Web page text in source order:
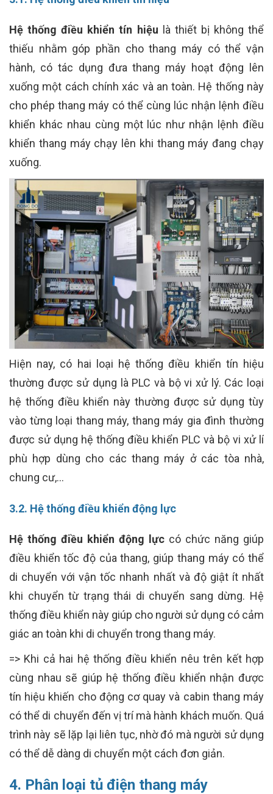
Hệ thống điều khiển tín hiệu là thiết bị không thể
thiếu nhằm góp phần cho thang máy có thể vận
hành, có tác dụng đưa thang máy hoạt động lên
xuống một cách chính xác và an toàn. Hệ thống này
cho phép thang máy có thể cùng lúc nhận lệnh điều
khiển khác nhau cùng một lúc như nhận lệnh điều
khiển thang máy chạy lên khi thang máy đang chạy
xuống.
Hiện nay, có hai loại hệ thống điều khiển tín hiệu
thường được sử dụng là PLC và bộ vi xử lý. Các loại
hệ thống điều khiển này thường được sử dụng tùy
vào từng loại thang máy, thang máy gia đình thường
được sử dụng hệ thống điều khiển PLC và bộ vi xử lí
phù hợp dùng cho các thang máy ở các tòa nhà,
chung cư,…
3.2. Hệ thống điều khiển động lực
Hệ thống điều khiển động lực có chức năng giúp
điều khiển tốc độ của thang, giúp thang máy có thể
di chuyển với vận tốc nhanh nhất và độ giật ít nhất
khi chuyển từ trạng thái di chuyển sang dừng. Hệ
thống điều khiển này giúp cho người sử dụng có cảm
giác an toàn khi di chuyển trong thang máy.
=> Khi cả hai hệ thống điều khiển nêu trên kết hợp
cùng nhau sẽ giúp hệ thống điều khiển nhận được
tín hiệu khiến cho động cơ quay và cabin thang máy
có thể di chuyển đến vị trí mà hành khách muốn. Quá
trình này sẽ lặp lại liên tục, nhờ đó mà người sử dụng
có thể dễ dàng di chuyển một cách đơn giản.
4. Phân loại tủ điện thang máy